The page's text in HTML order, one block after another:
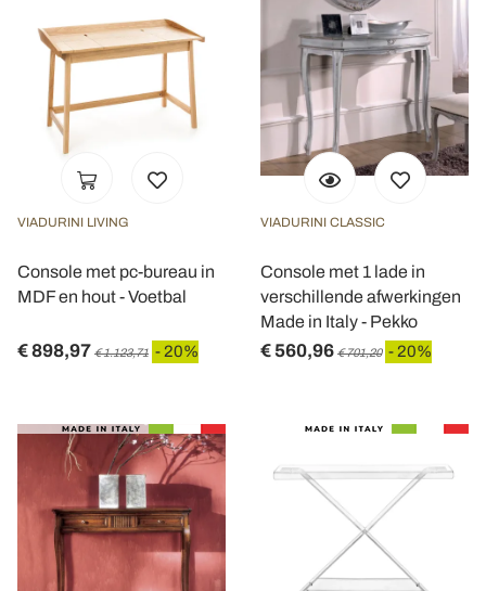
VIADURINI LIVING
Console met pc-bureau in
MDF en hout - Voetbal
€ 898,97 € 1.123,71 - 20%
VIADURINI CLASSIC
Console met 1 lade in
verschillende afwerkingen
Made in Italy - Pekko
€ 560,96 € 701,20 - 20%